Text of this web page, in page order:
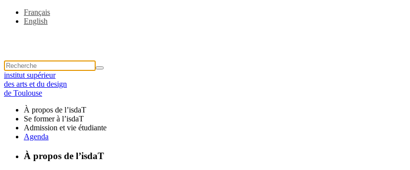
Français
English
institut supérieur
des arts et du design
de Toulouse
À propos de l’isdaT
Se former à l’isdaT
Admission et vie étudiante
Agenda
À propos de l’isdaT